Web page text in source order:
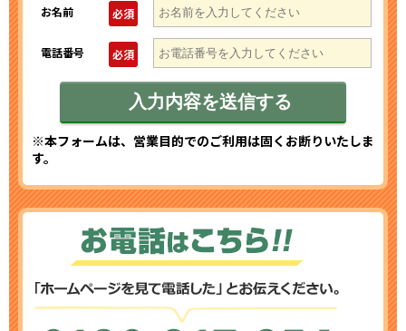
お名前 必須
電話番号 必須
※本フォームは、営業目的でのご利用は固くお断りいたしま
す。